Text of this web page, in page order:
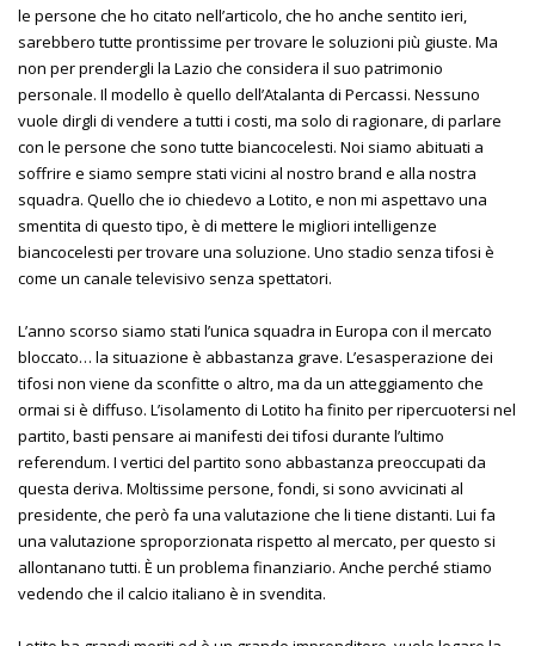
le persone che ho citato nell’articolo, che ho anche sentito ieri,
sarebbero tutte prontissime per trovare le soluzioni più giuste. Ma
non per prendergli la Lazio che considera il suo patrimonio
personale. Il modello è quello dell’Atalanta di Percassi. Nessuno
vuole dirgli di vendere a tutti i costi, ma solo di ragionare, di parlare
con le persone che sono tutte biancocelesti. Noi siamo abituati a
soffrire e siamo sempre stati vicini al nostro brand e alla nostra
squadra. Quello che io chiedevo a Lotito, e non mi aspettavo una
smentita di questo tipo, è di mettere le migliori intelligenze
biancocelesti per trovare una soluzione. Uno stadio senza tifosi è
come un canale televisivo senza spettatori.
L’anno scorso siamo stati l’unica squadra in Europa con il mercato
bloccato… la situazione è abbastanza grave. L’esasperazione dei
tifosi non viene da sconfitte o altro, ma da un atteggiamento che
ormai si è diffuso. L’isolamento di Lotito ha finito per ripercuotersi nel
partito, basti pensare ai manifesti dei tifosi durante l’ultimo
referendum. I vertici del partito sono abbastanza preoccupati da
questa deriva. Moltissime persone, fondi, si sono avvicinati al
presidente, che però fa una valutazione che li tiene distanti. Lui fa
una valutazione sproporzionata rispetto al mercato, per questo si
allontanano tutti. È un problema finanziario. Anche perché stiamo
vedendo che il calcio italiano è in svendita.